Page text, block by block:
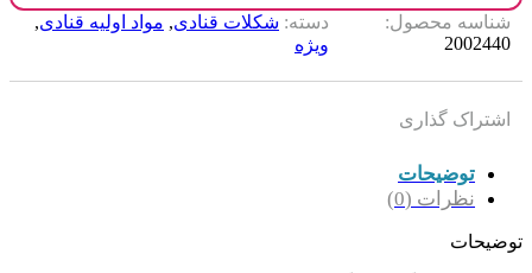
شناسه محصول:
2002440
دسته: شکلات قنادی, مواد اولیه قنادی,
ویژه
اشتراک گذاری
توضیحات
نظرات (0)
توضیحات